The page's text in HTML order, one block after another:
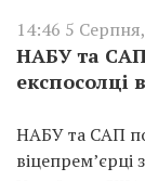
14:46 5
НАБУ та
експосолці
НАБУ та САП
віцепрем’єрці